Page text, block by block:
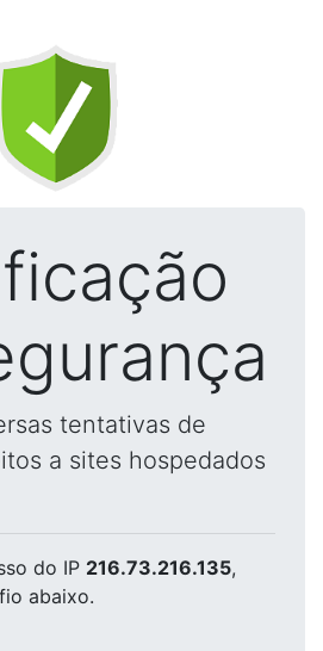
tentativas de
a sites hospedados
do IP 216.73.216.135,
abaixo.